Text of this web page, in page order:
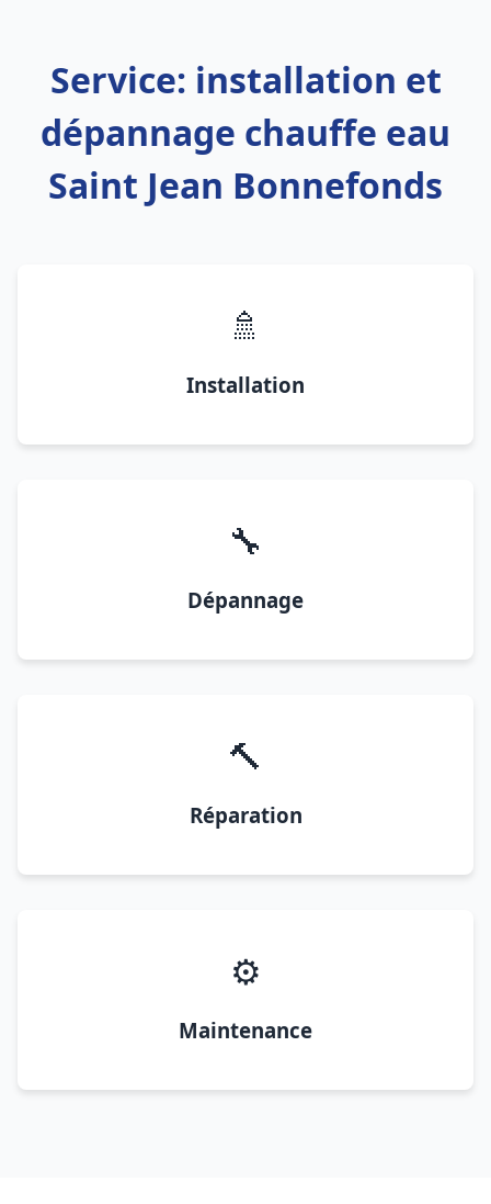
Service: installation et
dépannage chauffe eau
Saint Jean Bonnefonds
🚿
Installation
🔧
Dépannage
🔨
Réparation
⚙️
Maintenance